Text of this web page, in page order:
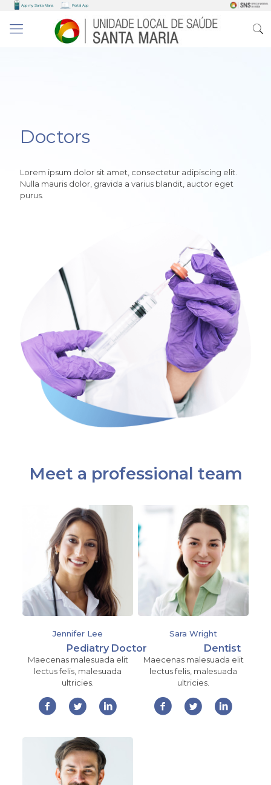
Doctors
Lorem ipsum dolor sit amet, consectetur adipiscing elit.
Nulla mauris dolor, gravida a varius blandit, auctor eget
purus.
Meet a professional team
Jennifer Lee
Pediatry Doctor
Maecenas malesuada elit
lectus felis, malesuada
ultricies.
Sara Wright
Dentist
Maecenas malesuada elit
lectus felis, malesuada
ultricies.